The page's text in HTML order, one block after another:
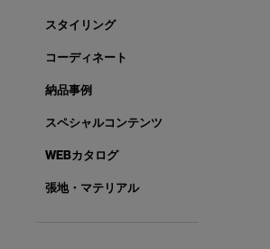
スタイリング
コーディネート
納品事例
スペシャルコンテンツ
WEBカタログ
張地・マテリアル